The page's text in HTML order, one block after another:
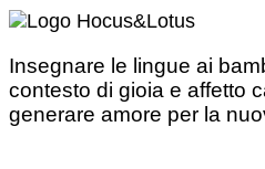
Insegnare le lingue ai
contesto di gioia e affetto
generare amore per la